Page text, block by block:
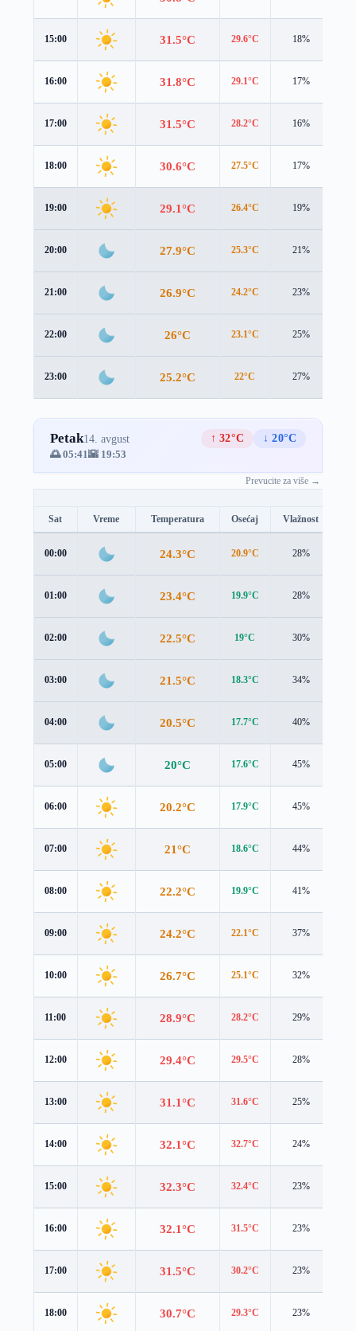
15:00 31.5°C 29.6°C 18%
16:00 31.8°C 29.1°C 17%
17:00 31.5°C 28.2°C 16%
18:00 30.6°C 27.5°C 17%
19:00 29.1°C 26.4°C 19%
20:00 27.9°C 25.3°C 21%
21:00 26.9°C 24.2°C 23%
22:00 26°C 23.1°C 25%
23:00 25.2°C 22°C 27%
Petak14. avgust ↑ 32°C
↓ 20°C
🌅 05:41🌇 19:53
Prevucite za više →
Sat Vreme Temperatura Osećaj Vlažnost
00:00 24.3°C 20.9°C 28%
01:00 23.4°C 19.9°C 28%
02:00 22.5°C 19°C 30%
03:00 21.5°C 18.3°C 34%
04:00 20.5°C 17.7°C 40%
05:00 20°C 17.6°C 45%
06:00 20.2°C 17.9°C 45%
07:00 21°C 18.6°C 44%
08:00 22.2°C 19.9°C 41%
09:00 24.2°C 22.1°C 37%
10:00 26.7°C 25.1°C 32%
11:00 28.9°C 28.2°C 29%
12:00 29.4°C 29.5°C 28%
13:00 31.1°C 31.6°C 25%
14:00 32.1°C 32.7°C 24%
15:00 32.3°C 32.4°C 23%
16:00 32.1°C 31.5°C 23%
17:00 31.5°C 30.2°C 23%
18:00 30.7°C 29.3°C 23%